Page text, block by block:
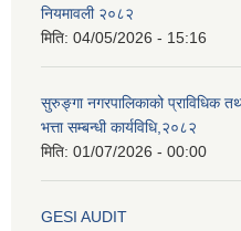
नियमावली २०८२
मिति: 04/05/2026 - 15:16
सुरुङ्गा नगरपालिकाको प्राविधिक
भत्ता सम्बन्धी कार्यविधि,२०८२
मिति: 01/07/2026 - 00:00
GESI AUDIT